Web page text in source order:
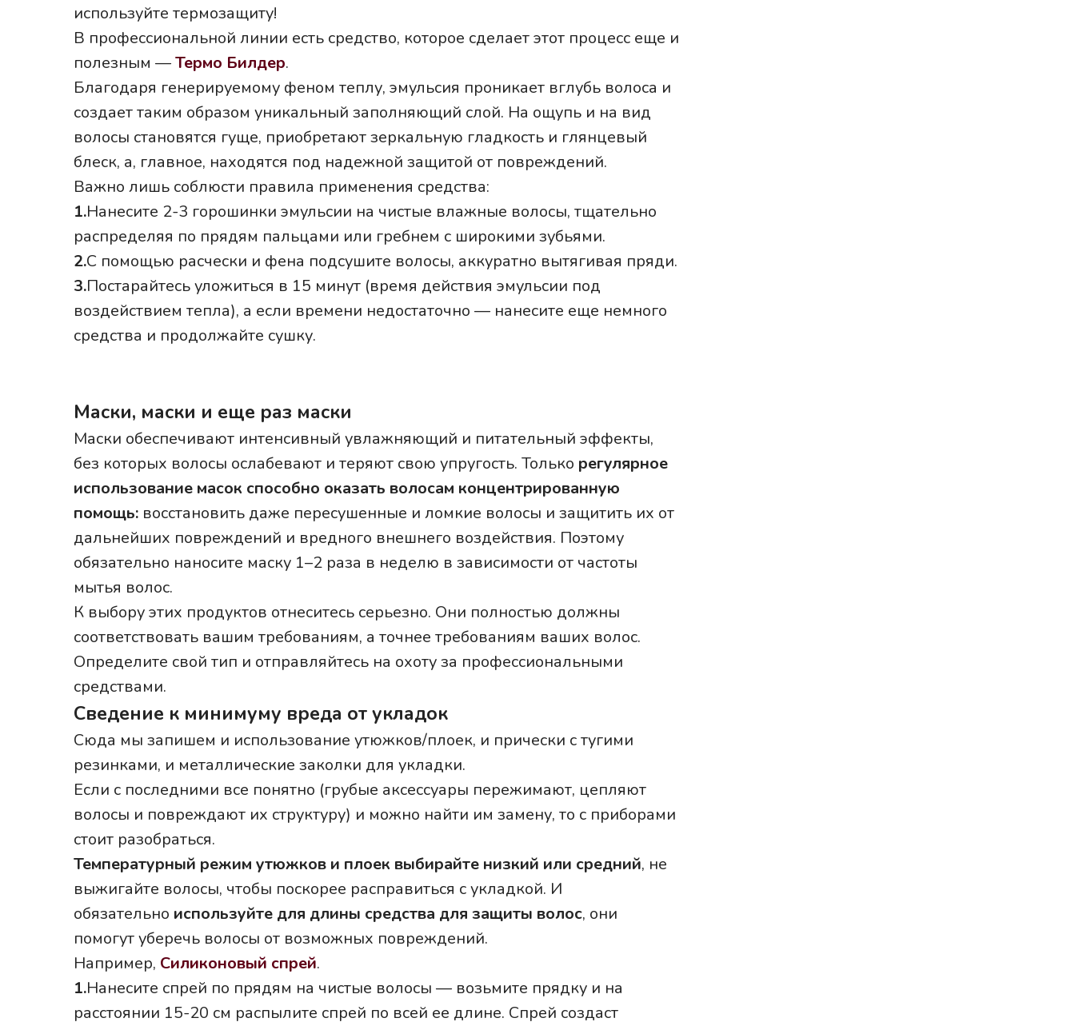
используйте термозащиту!
В профессиональной линии есть средство, которое сделает этот процесс еще и
полезным —Термо Билдер.
Благодаря генерируемому феном теплу, эмульсия проникает вглубь волоса и
создает таким образом уникальный заполняющий слой. На ощупь и на вид
волосы становятся гуще, приобретают зеркальную гладкость и глянцевый
блеск, а, главное, находятся под надежной защитой от повреждений.
Важно лишь соблюсти правила применения средства:
1.Нанесите 2-3 горошинки эмульсии на чистые влажные волосы, тщательно
распределяя по прядям пальцами или гребнем с широкими зубьями.
2.С помощью расчески и фена подсушите волосы, аккуратно вытягивая пряди.
3.Постарайтесь уложиться в 15 минут (время действия эмульсии под
воздействием тепла), а если времени недостаточно — нанесите еще немного
средства и продолжайте сушку.
Маски, маски и еще раз маски
Маски обеспечивают интенсивный увлажняющий и питательный эффекты,
без которых волосы ослабевают и теряют свою упругость. Только регулярное
использование масок способно оказать волосам концентрированную
помощь: восстановить даже пересушенные и ломкие волосы и защитить их от
дальнейших повреждений и вредного внешнего воздействия. Поэтому
обязательно наносите маску 1–2 раза в неделю в зависимости от частоты
мытья волос.
К выбору этих продуктов отнеситесь серьезно. Они полностью должны
соответствовать вашим требованиям, а точнее требованиям ваших волос.
Определите свой тип и отправляйтесь на охоту за профессиональными
средствами.
Сведение к минимуму вреда от укладок
Сюда мы запишем и использование утюжков/плоек, и прически с тугими
резинками, и металлические заколки для укладки.
Если с последними все понятно (грубые аксессуары пережимают, цепляют
волосы и повреждают их структуру) и можно найти им замену, то с приборами
стоит разобраться.
Температурный режим утюжков и плоек выбирайте низкий или средний, не
выжигайте волосы, чтобы поскорее расправиться с укладкой. И
обязательно используйте для длины средства для защиты волос, они
помогут уберечь волосы от возможных повреждений.
Например, Силиконовый спрей.
1.Нанесите спрей по прядям на чистые волосы — возьмите прядку и на
расстоянии 15-20 см распылите спрей по всей ее длине. Спрей создаст